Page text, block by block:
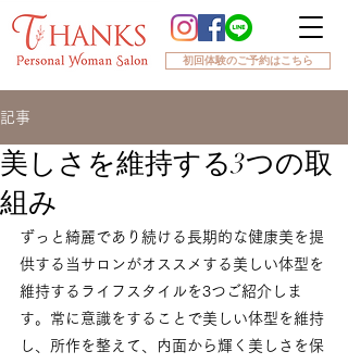
初回体験のご予約はこちら
記事
美しさを維持する3つの取
組み
ずっと綺麗であり続ける長期的な健康美を提
供する当サロンがオススメする美しい体型を
維持するライフスタイルを3つご紹介しま
す。常に意識をすることで美しい体型を維持
し、所作を整えて、内面から輝く美しさを保